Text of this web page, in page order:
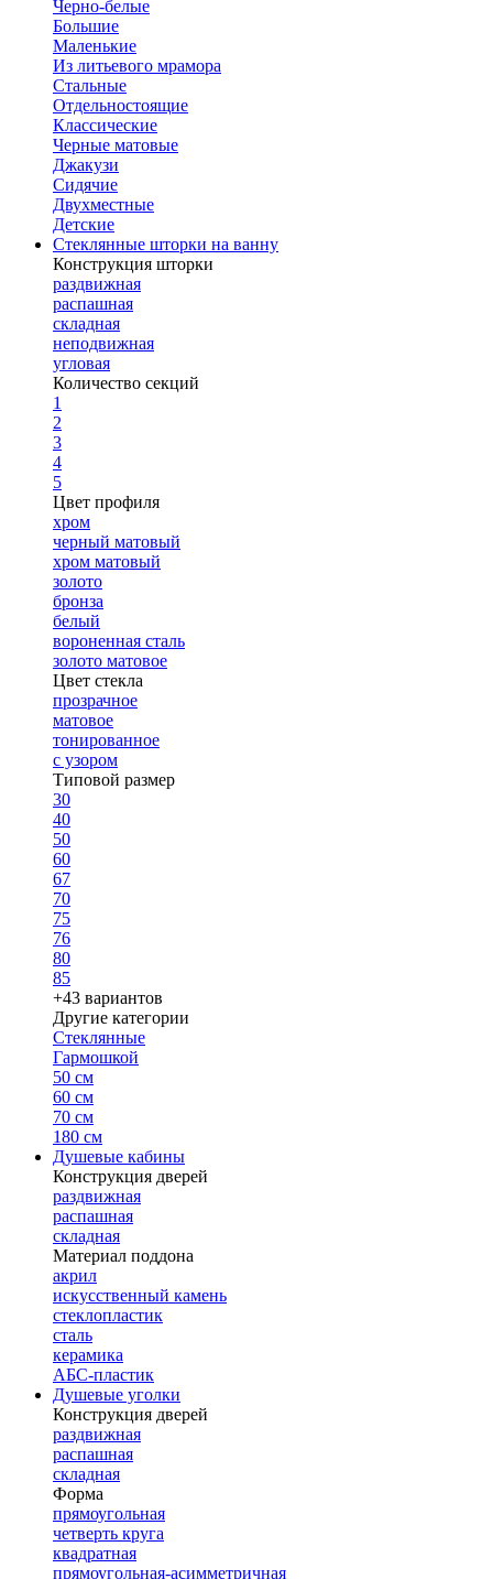
Черно-белые
Большие
Маленькие
Из литьевого мрамора
Стальные
Отдельностоящие
Классические
Черные матовые
Джакузи
Сидячие
Двухместные
Детские
Стеклянные шторки на ванну
Конструкция шторки
раздвижная
распашная
складная
неподвижная
угловая
Количество секций
1
2
3
4
5
Цвет профиля
хром
черный матовый
хром матовый
золото
бронза
белый
вороненная сталь
золото матовое
Цвет стекла
прозрачное
матовое
тонированное
с узором
Типовой размер
30
40
50
60
67
70
75
76
80
85
+43 вариантов
Другие категории
Стеклянные
Гармошкой
50 см
60 см
70 см
180 см
Душевые кабины
Конструкция дверей
раздвижная
распашная
складная
Материал поддона
акрил
искусственный камень
стеклопластик
сталь
керамика
АБС-пластик
Душевые уголки
Конструкция дверей
раздвижная
распашная
складная
Форма
прямоугольная
четверть круга
квадратная
прямоугольная-асимметричная